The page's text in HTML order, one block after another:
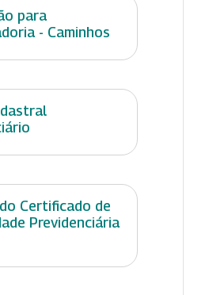
para
- Caminhos
Certificado de
Previdenciária